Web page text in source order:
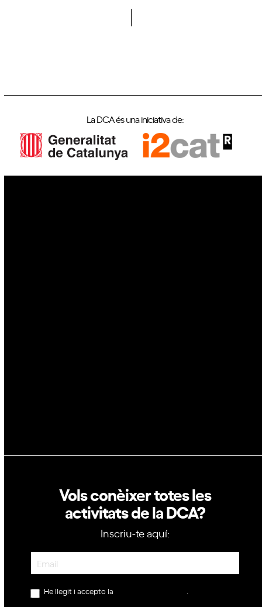
La DCA és una iniciativa de:
Vols conèixer totes les
activitats de la DCA?
Inscriu-te aquí:
Newsletter
He llegit i accepto la